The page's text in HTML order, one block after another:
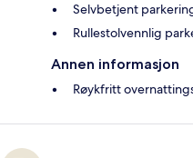
Selvbetjent
Rullestolvennlig
Annen informasjon
Røykfritt